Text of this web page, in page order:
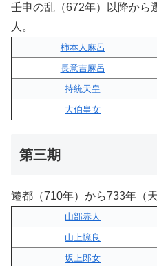
壬申の乱（672年）以降から
人。
柿本人麻呂
長意吉麻呂
持統天皇
大伯皇女
第三期
遷都（710年）から733年（
山部赤人
山上憶良
坂上郎女